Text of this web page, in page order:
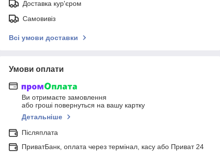
Доставка кур'єром
Самовивіз
Всі умови доставки
Умови оплати
Ви отримаєте замовлення
або гроші повернуться на вашу картку
Детальніше
Післяплата
ПриватБанк, оплата через термінал, касу або Приват 24